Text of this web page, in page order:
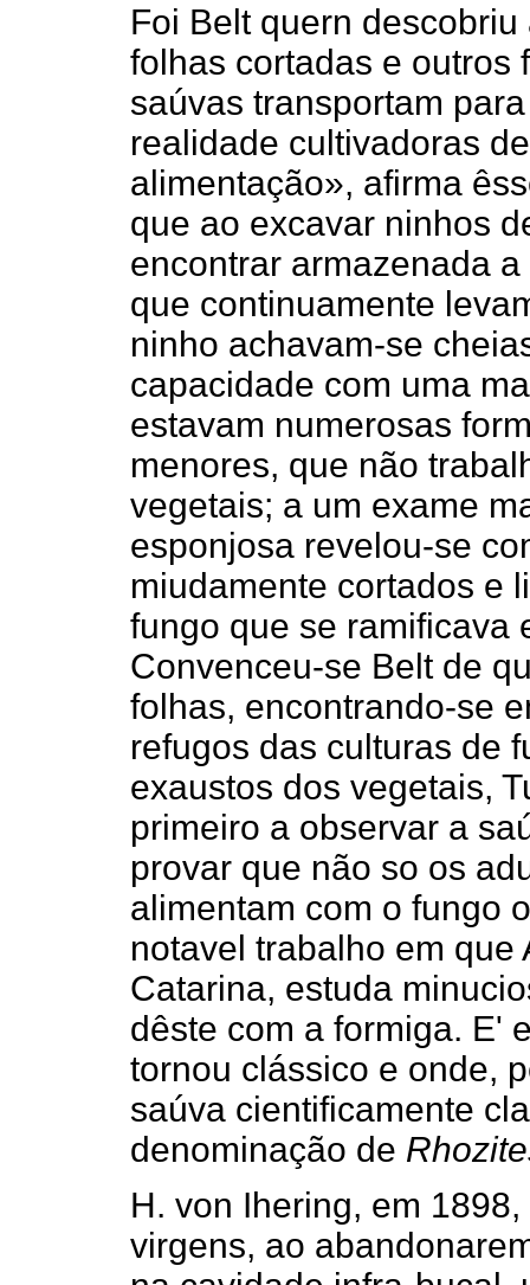
Foi Belt quern
folhas cortadas e outros
saúvas transportam
realidade cultivadoras
alimentação», afirma
que ao excavar ninhos
encontrar armazenada
que continuamente
ninho achavam-se
capacidade com uma
estavam numerosas
menores, que não
vegetais; a um exame
esponjosa revelou-se
miudamente cortados e
fungo que se ramificava
Convenceu-se Belt de
folhas, encontrando-se
refugos das culturas de
exaustos dos vegetais,
primeiro a observar a
provar que não so os
alimentam com o fungo
notavel trabalho em que
Catarina, estuda
dêste com a formiga. E'
tornou clássico e onde,
saúva cientificamente
denominação de
H. von Ihering, em
virgens, ao